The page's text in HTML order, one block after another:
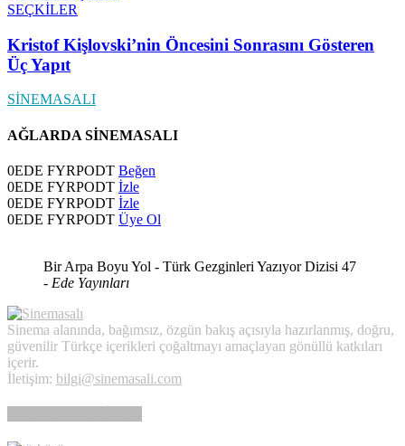
SEÇKİLER
Kristof Kişlovski’nin Öncesini Sonrasını Gösteren
Üç Yapıt
SİNEMASALI
AĞLARDA SİNEMASALI
0EDE FYRPODT Beğen
0EDE FYRPODT İzle
0EDE FYRPODT İzle
0EDE FYRPODT Üye Ol
Bir Arpa Boyu Yol - Türk Gezginleri Yazıyor Dizisi 47
- Ede Yayınları
Sinema alanında, bağımsız, özgün bakış açısıyla hazırlanmış, doğru,
güvenilir Türkçe içerikleri çoğaltmayı amaçlayan gönüllü katkıları
içerir.
İletişim: bilgi@sinemasali.com